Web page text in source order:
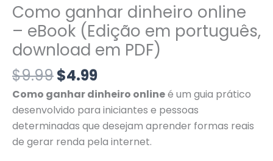
Como ganhar dinheiro online
– eBook (Edição em português,
download em PDF)
$9.99$4.99
Como ganhar dinheiro onlineé um guia prático
desenvolvido para iniciantes e pessoas
determinadas que desejam aprender formas reais
de gerar renda pela internet.